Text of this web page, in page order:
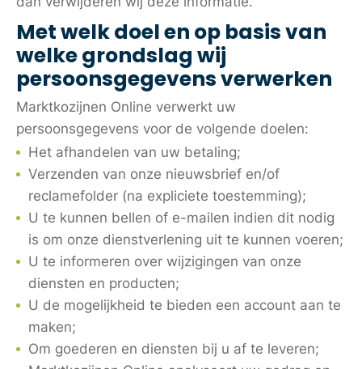
Met welk doel en op basis van
welke grondslag wij
persoonsgegevens verwerken
Marktkozijnen Online verwerkt uw
persoonsgegevens voor de volgende doelen:
Het afhandelen van uw betaling;
Verzenden van onze nieuwsbrief en/of
reclamefolder (na expliciete toestemming);
U te kunnen bellen of e-mailen indien dit nodig
is om onze dienstverlening uit te kunnen voeren;
U te informeren over wijzigingen van onze
diensten en producten;
U de mogelijkheid te bieden een account aan te
maken;
Om goederen en diensten bij u af te leveren;